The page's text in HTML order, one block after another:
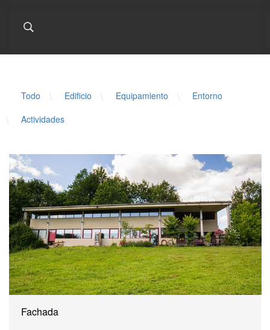
Todo \ Edificio \ Equipamiento \ Entorno
\ Actividades
Fachada